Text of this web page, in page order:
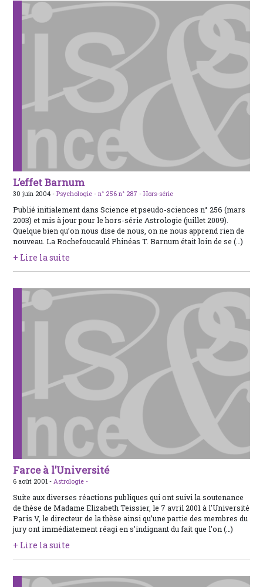
L’effet Barnum
30 juin 2004 -Psychologie -n° 256 n° 287 - Hors-série
Publié initialement dans Science et pseudo-sciences n° 256 (mars
2003) et mis à jour pour le hors-série Astrologie (juillet 2009).
Quelque bien qu’on nous dise de nous, on ne nous apprend rien de
nouveau. La Rochefoucauld Phinéas T. Barnum était loin de se (…)
+ Lire la suite
Farce à l’Université
6 août 2001 -Astrologie -
Suite aux diverses réactions publiques qui ont suivi la soutenance
de thèse de Madame Elizabeth Teissier, le 7 avril 2001 à l’Université
Paris V, le directeur de la thèse ainsi qu’une partie des membres du
jury ont immédiatement réagi en s’indignant du fait que l’on (…)
+ Lire la suite